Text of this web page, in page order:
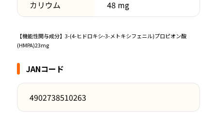
カリウム 48 mg
【機能性関与成分】3-(4-ヒドロキシ-3-メトキシフェニル)プロピオン酸
(HMPA)23mg
JANコード
4902738510263